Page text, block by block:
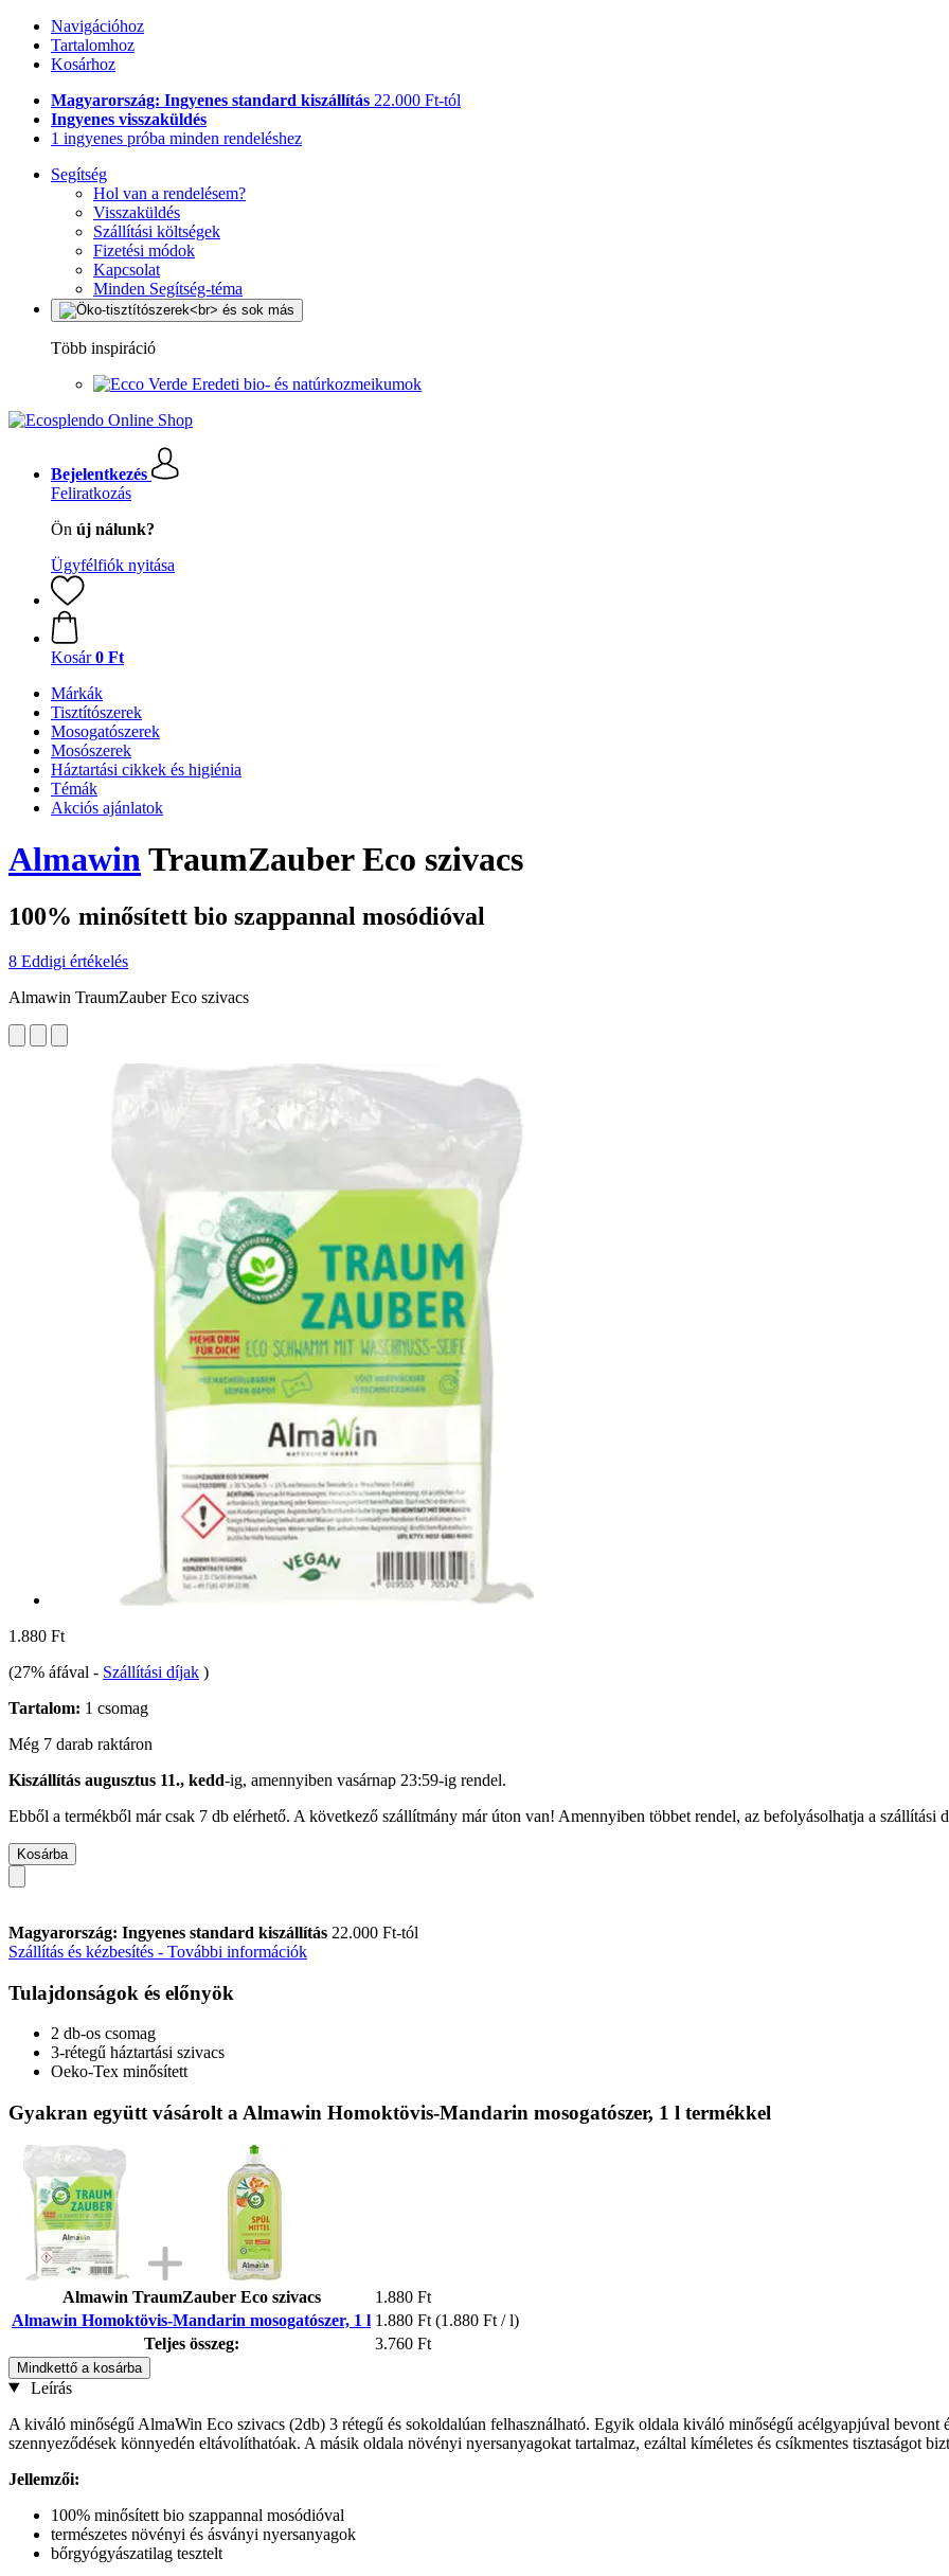
Navigációhoz
Tartalomhoz
Kosárhoz
Magyarország: Ingyenes standard kiszállítás 22.000 Ft-tól
Ingyenes visszaküldés
1 ingyenes próba minden rendeléshez
Segítség
Hol van a rendelésem?
Visszaküldés
Szállítási költségek
Fizetési módok
Kapcsolat
Minden Segítség-téma
Több inspiráció
Eredeti bio- és natúrkozmeikumok
Bejelentkezés
Feliratkozás
Ön új nálunk?
Ügyfélfiók nyitása
Kosár 0 Ft
Márkák
Tisztítószerek
Mosogatószerek
Mosószerek
Háztartási cikkek és higiénia
Témák
Akciós ajánlatok
AlmawinTraumZauber Eco szivacs
100% minősített bio szappannal mosódióval
8 Eddigi értékelés
Almawin TraumZauber Eco szivacs
1.880 Ft
(27% áfával - Szállítási díjak )
Tartalom: 1 csomag
Még 7 darab raktáron
Kiszállítás augusztus 11., kedd-ig, amennyiben vasárnap 23:59-ig rendel.
Ebből a termékből már csak 7 db elérhető. A következő szállítmány már úton van! Amennyiben többet rendel, az befolyásolhatja a szállítási
Kosárba
Magyarország: Ingyenes standard kiszállítás 22.000 Ft-tól
Szállítás és kézbesítés - További információk
Tulajdonságok és előnyök
2 db-os csomag
3-rétegű háztartási szivacs
Oeko-Tex minősített
Gyakran együtt vásárolt a Almawin Homoktövis-Mandarin mosogatószer, 1 l termékkel
Almawin TraumZauber Eco szivacs
1.880 Ft
Almawin Homoktövis-Mandarin mosogatószer, 1 l 1.880 Ft (1.880 Ft / l)
Teljes összeg:
3.760 Ft
Mindkettő a kosárba
Leírás
A kiváló minőségű AlmaWin Eco szivacs (2db) 3 rétegű és sokoldalúan felhasználható. Egyik oldala kiváló minőségű acélgyapjúval bevont
szennyeződések könnyedén eltávolíthatóak. A másik oldala növényi nyersanyagokat tartalmaz, ezáltal kíméletes és csíkmentes tisztaságot
Jellemzői:
100% minősített bio szappannal mosódióval
természetes növényi és ásványi nyersanyagok
bőrgyógyászatilag tesztelt